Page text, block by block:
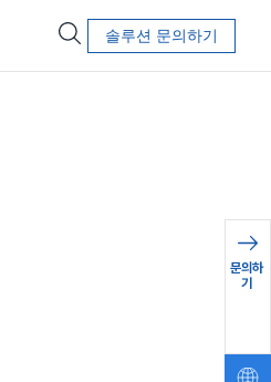
솔루션 문의하기
문의하
기